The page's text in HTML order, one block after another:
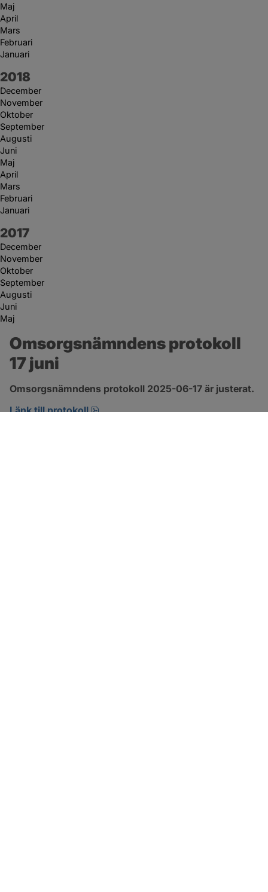
Maj
April
Mars
Februari
Januari
År:
2018
December
November
Oktober
September
Augusti
Juni
Maj
April
Mars
Februari
Januari
År:
2017
December
November
Oktober
September
Augusti
Juni
Maj
Omsorgsnämndens protokoll
17 juni
Omsorgsnämndens protokoll 2025-06-17 är justerat.
Länk till protokoll
pdf, 605.7 kB, öppnas i nytt fönster.